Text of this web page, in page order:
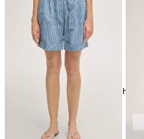
chemische Reinigung mit